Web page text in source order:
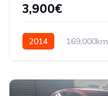
3,900€
2014 169,000km